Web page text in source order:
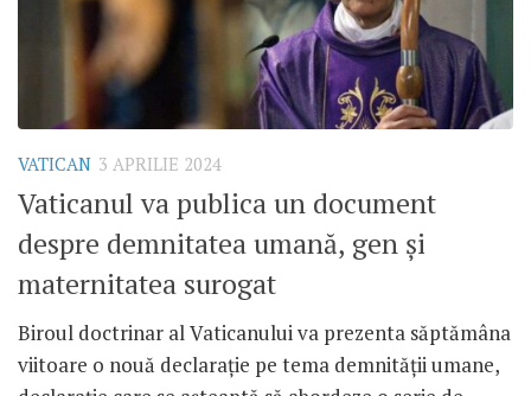
VATICAN 3 APRILIE 2024
Vaticanul va publica un document
despre demnitatea umană, gen și
maternitatea surogat
Biroul doctrinar al Vaticanului va prezenta săptămâna
viitoare o nouă declarație pe tema demnității umane,